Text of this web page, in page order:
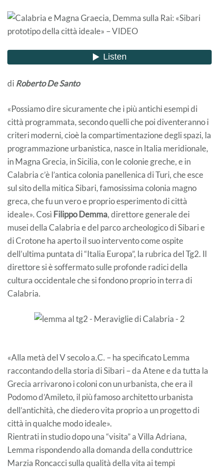
di Roberto De Santo
«Possiamo dire sicuramente che i più antichi esempi di
città programmata, secondo quelli che poi diventeranno i
criteri moderni, cioè la compartimentazione degli spazi, la
programmazione urbanistica, nasce in Italia meridionale,
in Magna Grecia, in Sicilia, con le colonie greche, e in
Calabria c’è l’antica colonia panellenica di Turi, che esce
sul sito della mitica Sibari, famosissima colonia magno
greca, che fu un vero e proprio esperimento di città
ideale». Così Filippo Demma, direttore generale dei
musei della Calabria e del parco archeologico di Sibari e
di Crotone ha aperto il suo intervento come ospite
dell’ultima puntata di “Italia Europa”, la rubrica del Tg2. Il
direttore si è soffermato sulle profonde radici della
cultura occidentale che si fondono proprio in terra di
Calabria.
«Alla metà del V secolo a.C. – ha specificato Lemma
raccontando della storia di Sibari – da Atene e da tutta la
Grecia arrivarono i coloni con un urbanista, che era il
Podomo d’Amileto, il più famoso architetto urbanista
dell’antichità, che diedero vita proprio a un progetto di
città in qualche modo ideale».
Rientrati in studio dopo una “visita” a Villa Adriana,
Lemma rispondendo alla domanda della conduttrice
Marzia Roncacci sulla qualità della vita ai tempi